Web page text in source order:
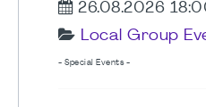
26.08.2026
Local Group
- Special Events -